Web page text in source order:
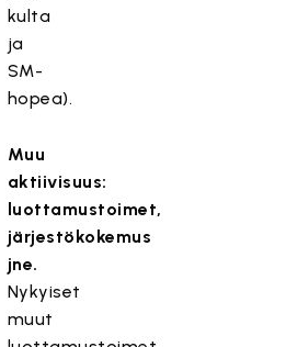
kulta
ja
SM-
hopea).
Muu
aktiivisuus:
luottamustoimet,
järjestökokemus
jne.
Nykyiset
muut